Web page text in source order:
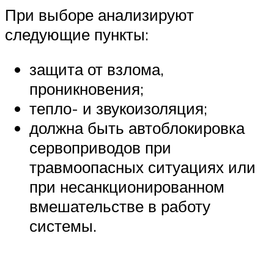
При выборе анализируют
следующие пункты:
защита от взлома,
проникновения;
тепло- и звукоизоляция;
должна быть автоблокировка
сервоприводов при
травмоопасных ситуациях или
при несанкционированном
вмешательстве в работу
системы.